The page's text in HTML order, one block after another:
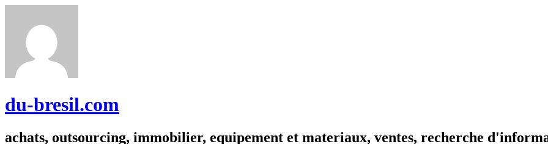
du-bresil.com
achats, outsourcing, immobilier, equipement et materiaux, ventes, recherche